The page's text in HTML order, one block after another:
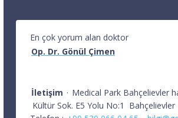
En çok yorum alan doktor
Op. Dr. Gönül Çimen
İletişim · Medical Park Bahçelievler
Kültür Sok. E5 Yolu No:1
Bahçelievler